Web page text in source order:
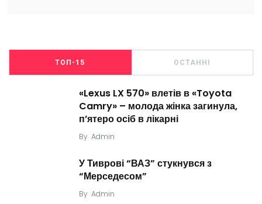
ТОП-15 ОСТАННІ
«Lexus LX 570» влетів в «Toyota
Camry» – молода жінка загинула,
п’ятеро осіб в лікарні
By Admin
У Тиврові “ВАЗ” стукнувся з
“Мерседесом”
By Admin